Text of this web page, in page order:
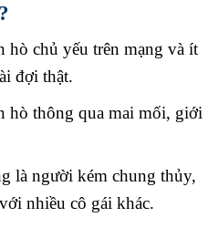
hò chủ yếu trên mạng và ít
đợi thật.
hò thông qua mai mối, giới
là người kém chung thủy,
nhiều cô gái khác.